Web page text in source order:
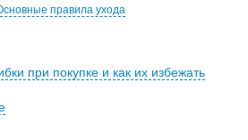
правила ухода
при покупке и как их избежать